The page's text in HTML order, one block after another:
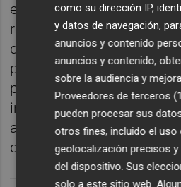
el marco del PEPAC-CV
regulada por la Orden 8/
de la Conselleria de
permite financiar
presupuesto de inversión
inferior a 100.000 euros".
abrirá el plazo de
de agosto.
como su dirección IP,
y datos de navegación,
anuncios y contenido
anuncios y contenido,
sobre la audiencia y
Proveedores de terceros
pueden procesar sus
otros fines, incluido el uso
geolocalización precisos
del dispositivo. Sus
solo a este sitio web.